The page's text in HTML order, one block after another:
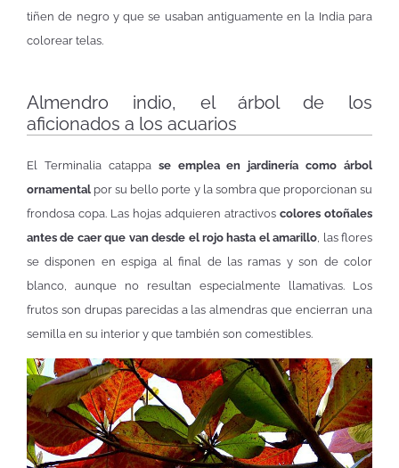
tiñen de negro y que se usaban antiguamente en la India para
colorear telas.
Almendro indio, el árbol de los
aficionados a los acuarios
El Terminalia catappa se emplea en jardinería como árbol
ornamental por su bello porte y la sombra que proporcionan su
frondosa copa. Las hojas adquieren atractivos colores otoñales
antes de caer que van desde el rojo hasta el amarillo, las flores
se disponen en espiga al final de las ramas y son de color
blanco, aunque no resultan especialmente llamativas. Los
frutos son drupas parecidas a las almendras que encierran una
semilla en su interior y que también son comestibles.